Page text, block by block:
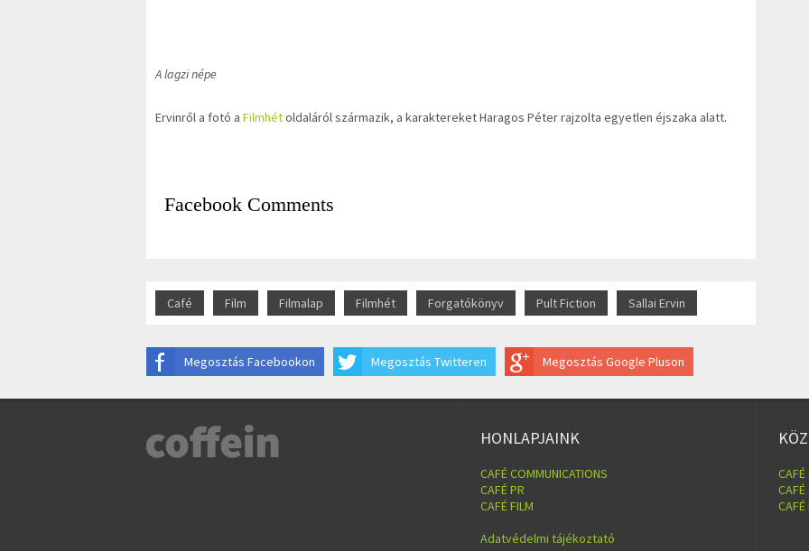
A lagzi népe
Ervinről a fotó a Filmhétoldaláról származik, a karaktereket Haragos Péter rajzolta egyetlen éjszaka alatt.
Facebook Comments
Café Film Filmalap Filmhét Forgatókönyv Pult Fiction Sallai Ervin
Megosztás Facebookon Megosztás Twitteren Megosztás Google Pluson
HONLAPJAINK
CAFÉ COMMUNICATIONS
CAFÉ PR
CAFÉ FILM
Adatvédelmi tájékoztató